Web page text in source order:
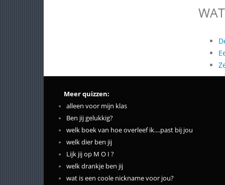
Meer quizzen:
alleen voor mijn klas
Ben jij gelukkig?
welk boek van hoe overleef ik....past bij jou
welk dier ben jij
Lijk jij op M O I ?
welk drankje ben jij
wat is een coole nickname voor jou?